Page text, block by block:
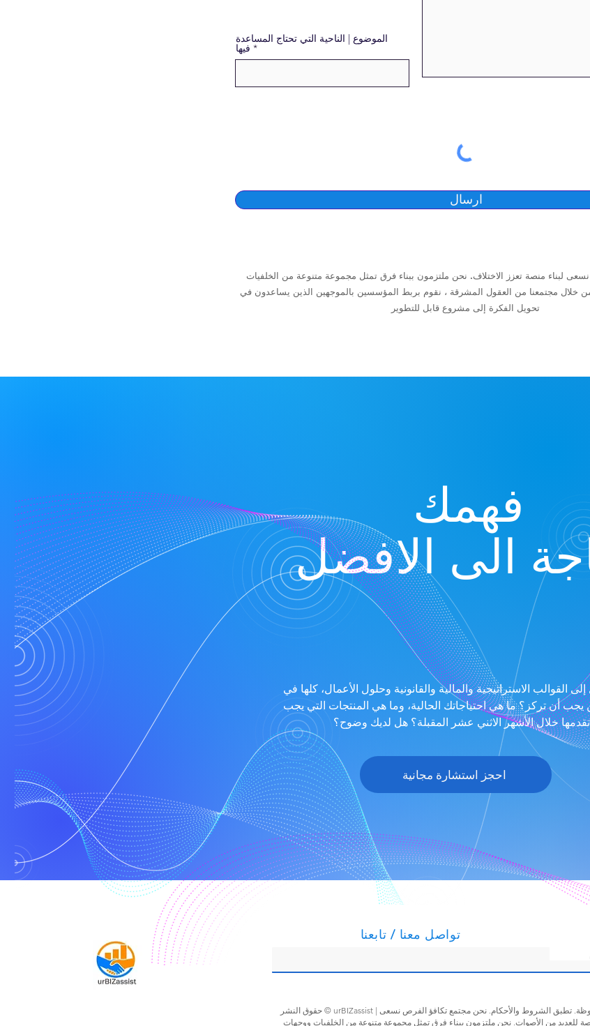
الموضوع | الناحية التي تحتاج المساعدة
فيها
ارسال
لبناء منصة تعزز الاختلاف. نحن ملتزمون ببناء فرق تمثل مجموعة متنوعة من الخلفيات
خلال مجتمعنا من العقول المشرقة ، نقوم بربط المؤسسين بالموجهين الذين يساعدون في
تحويل الفكرة إلى مشروع قابل للتطوير
فهمك
الى الافضل
القوالب الاستراتيجية والمالية والقانونية وحلول الأعمال، كلها في
يجب أن تركز؟ ما هي احتياجاتك الحالية، وما هي المنتجات التي يجب
خلال الأشهر الاثني عشر المقبلة؟ هل لديك وضوح؟
احجز استشارة مجانية
تواصل معنا / تابعنا
حقوق النشر © urBIZassist | كل الحقوق محفوظة. تطبق الشروط والأحكام. نحن مجتمع تكافؤ الفرص نسعى
للعديد من الأصوات. نحن ملتزمون ببناء فرق تمثل مجموعة متنوعة من الخلفيات ووجهات